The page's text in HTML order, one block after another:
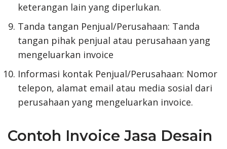
keterangan lain yang diperlukan.
Tanda tangan Penjual/Perusahaan: Tanda
tangan pihak penjual atau perusahaan yang
mengeluarkan invoice
Informasi kontak Penjual/Perusahaan: Nomor
telepon, alamat email atau media sosial dari
perusahaan yang mengeluarkan invoice.
Contoh Invoice Jasa Desain